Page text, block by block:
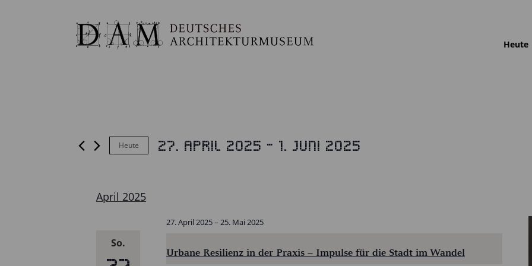
Heute
VERANSTALTUNGEN
Heute 27. April 2025 - 1. Juni 2025
April 2025
So.
Urbane Resilienz in der Praxis – Impulse für die Stadt im Wandel
27. April 2025– 25. Mai 2025